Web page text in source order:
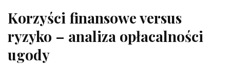
Korzyści finansowe versus
ryzyko – analiza opłacalności
ugody